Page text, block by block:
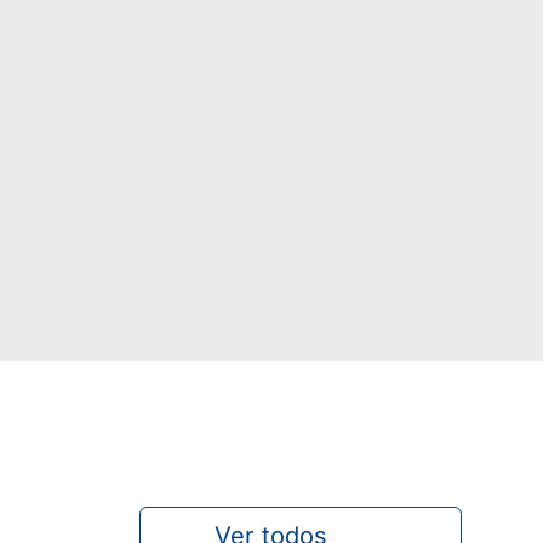
Ver todos